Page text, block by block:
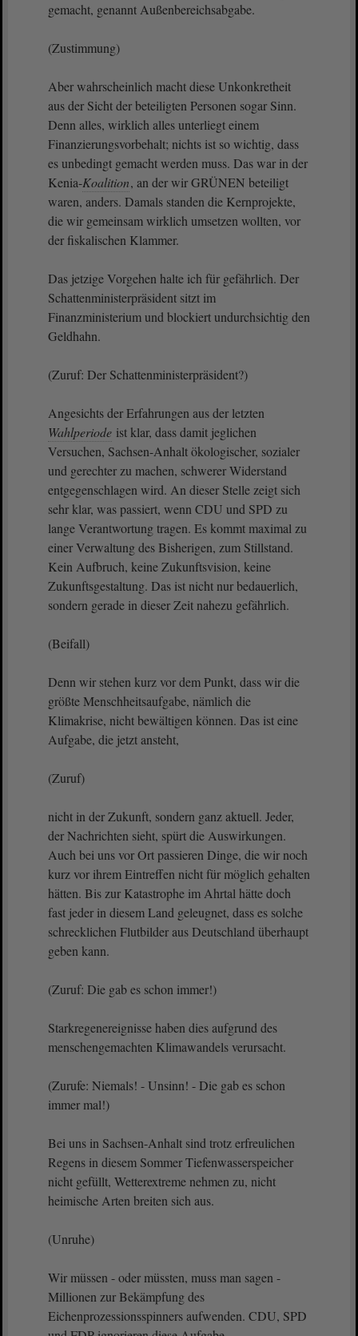
gemacht, genannt Außenbereichsabgabe.
(Zustimmung)
Aber wahrscheinlich macht diese Unkonkretheit
aus der Sicht der beteiligten Personen sogar Sinn.
Denn alles, wirklich alles unterliegt einem
Finanzierungsvorbehalt; nichts ist so wichtig, dass
es unbedingt gemacht werden muss. Das war in der
Kenia-Koalition, an der wir GRÜNEN beteiligt
waren, anders. Damals standen die Kernprojekte,
die wir gemeinsam wirklich umsetzen wollten, vor
der fiskalischen Klammer.
Das jetzige Vorgehen halte ich für gefährlich. Der
Schattenministerpräsident sitzt im
Finanzministerium und blockiert undurchsichtig den
Geldhahn.
(Zuruf: Der Schattenministerpräsident?)
Angesichts der Erfahrungen aus der letzten
Wahlperiode ist klar, dass damit jeglichen
Versuchen, Sachsen-Anhalt ökologischer, sozialer
und gerechter zu machen, schwerer Widerstand
entgegenschlagen wird. An dieser Stelle zeigt sich
sehr klar, was passiert, wenn CDU und SPD zu
lange Verantwortung tragen. Es kommt maximal zu
einer Verwaltung des Bisherigen, zum Stillstand.
Kein Aufbruch, keine Zukunftsvision, keine
Zukunftsgestaltung. Das ist nicht nur bedauerlich,
sondern gerade in dieser Zeit nahezu gefährlich.
(Beifall)
Denn wir stehen kurz vor dem Punkt, dass wir die
größte Menschheitsaufgabe, nämlich die
Klimakrise, nicht bewältigen können. Das ist eine
Aufgabe, die jetzt ansteht,
(Zuruf)
nicht in der Zukunft, sondern ganz aktuell. Jeder,
der Nachrichten sieht, spürt die Auswirkungen.
Auch bei uns vor Ort passieren Dinge, die wir noch
kurz vor ihrem Eintreffen nicht für möglich gehalten
hätten. Bis zur Katastrophe im Ahrtal hätte doch
fast jeder in diesem Land geleugnet, dass es solche
schrecklichen Flutbilder aus Deutschland überhaupt
geben kann.
(Zuruf: Die gab es schon immer!)
Starkregenereignisse haben dies aufgrund des
menschengemachten Klimawandels verursacht.
(Zurufe: Niemals! - Unsinn! - Die gab es schon
immer mal!)
Bei uns in Sachsen-Anhalt sind trotz erfreulichen
Regens in diesem Sommer Tiefenwasserspeicher
nicht gefüllt, Wetterextreme nehmen zu, nicht
heimische Arten breiten sich aus.
(Unruhe)
Wir müssen - oder müssten, muss man sagen -
Millionen zur Bekämpfung des
Eichenprozessionsspinners aufwenden. CDU, SPD